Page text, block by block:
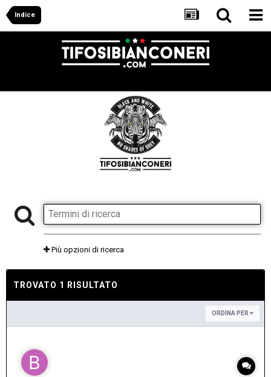
Indice
Più opzioni di ricerca
TROVATO 1 RISULTATO
ORDINA PER